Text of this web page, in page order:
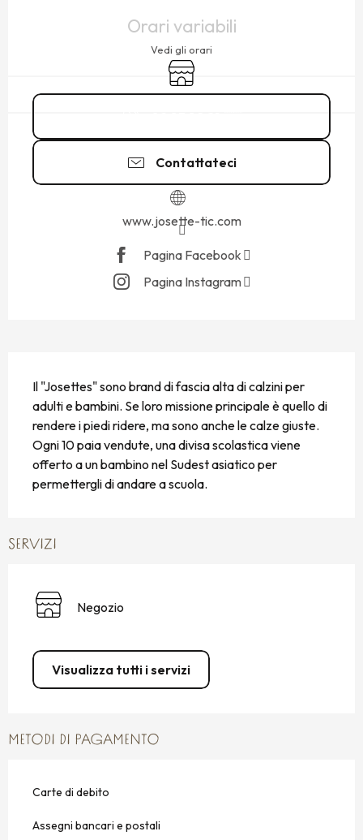
Orari variabili
Vedi gli orari
Negozio
Contattateci
www.josette-tic.com
Pagina Facebook
Pagina Instagram
Il "Josettes" sono brand di fascia alta di calzini per
adulti e bambini. Se loro missione principale è quello di
rendere i piedi ridere, ma sono anche le calze giuste.
Ogni 10 paia vendute, una divisa scolastica viene
offerto a un bambino nel Sudest asiatico per
permettergli di andare a scuola.
SERVIZI
Negozio
Visualizza tutti i servizi
METODI DI PAGAMENTO
Carte di debito
Assegni bancari e postali